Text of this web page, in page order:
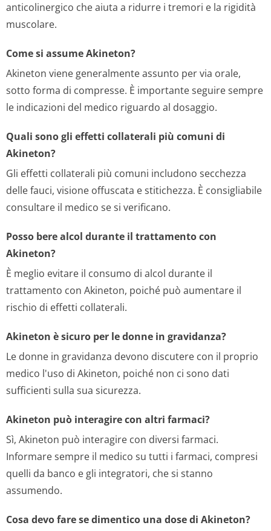
anticolinergico che aiuta a ridurre i tremori e la rigidità
muscolare.
Come si assume Akineton?
Akineton viene generalmente assunto per via orale,
sotto forma di compresse. È importante seguire sempre
le indicazioni del medico riguardo al dosaggio.
Quali sono gli effetti collaterali più comuni di
Akineton?
Gli effetti collaterali più comuni includono secchezza
delle fauci, visione offuscata e stitichezza. È consigliabile
consultare il medico se si verificano.
Posso bere alcol durante il trattamento con
Akineton?
È meglio evitare il consumo di alcol durante il
trattamento con Akineton, poiché può aumentare il
rischio di effetti collaterali.
Akineton è sicuro per le donne in gravidanza?
Le donne in gravidanza devono discutere con il proprio
medico l'uso di Akineton, poiché non ci sono dati
sufficienti sulla sua sicurezza.
Akineton può interagire con altri farmaci?
Sì, Akineton può interagire con diversi farmaci.
Informare sempre il medico su tutti i farmaci, compresi
quelli da banco e gli integratori, che si stanno
assumendo.
Cosa devo fare se dimentico una dose di Akineton?